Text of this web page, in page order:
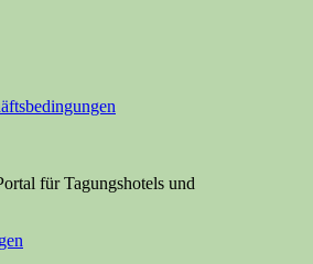
für Tagungshotels und